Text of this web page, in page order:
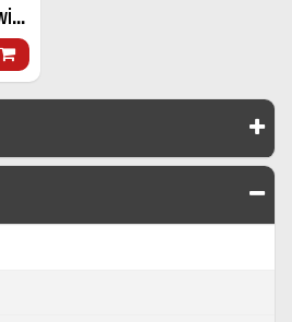
Walkure 450/025 mok wit 25 cl